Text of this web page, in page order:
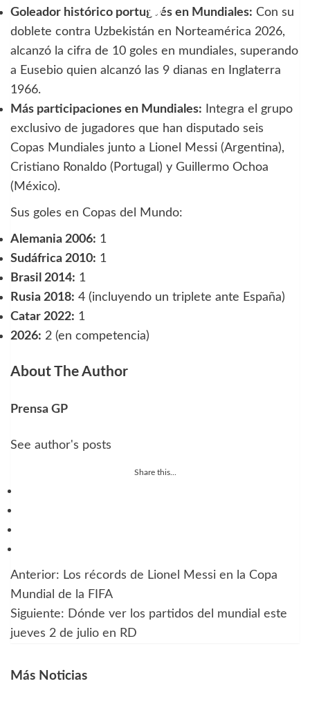
Goleador histórico portugués en Mundiales: Con su
doblete contra Uzbekistán en Norteamérica 2026,
alcanzó la cifra de 10 goles en mundiales, superando
a Eusebio quien alcanzó las 9 dianas en Inglaterra
1966.
Más participaciones en Mundiales: Integra el grupo
exclusivo de jugadores que han disputado seis
Copas Mundiales junto a Lionel Messi (Argentina),
Cristiano Ronaldo (Portugal) y Guillermo Ochoa
(México).
Sus goles en Copas del Mundo:
Alemania 2006: 1
Sudáfrica 2010: 1
Brasil 2014: 1
Rusia 2018: 4 (incluyendo un triplete ante España)
Catar 2022: 1
2026: 2 (en competencia)
About The Author
Prensa GP
See author's posts
Share this...
Navegación
de
entradas
Anterior: Los récords de Lionel Messi en la Copa
Mundial de la FIFA
Siguiente: Dónde ver los partidos del mundial este
jueves 2 de julio en RD
Más Noticias